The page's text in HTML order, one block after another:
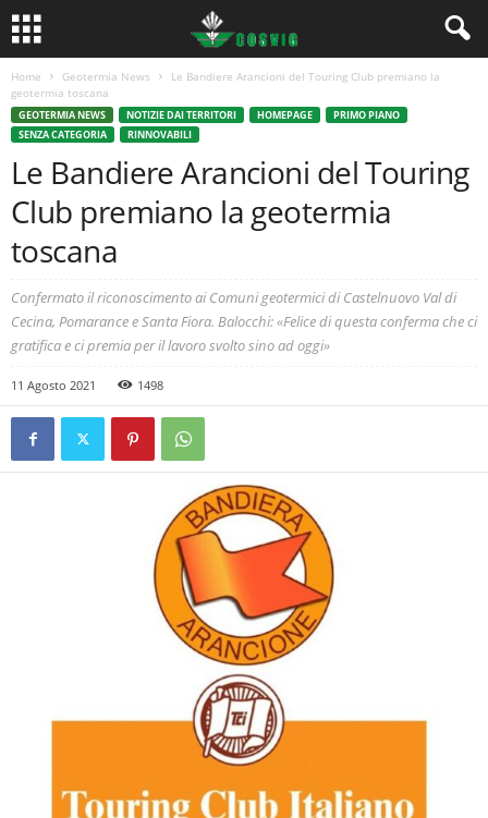
Home Geotermia News
Le Bandiere Arancioni del Touring Club premiano la
geotermia toscana
GEOTERMIA NEWS NOTIZIE DAI TERRITORI HOMEPAGE
PRIMO PIANO
SENZA CATEGORIA
RINNOVABILI
Le Bandiere Arancioni del Touring
Club premiano la geotermia
toscana
Confermato il riconoscimento ai Comuni geotermici di Castelnuovo Val di
Cecina, Pomarance e Santa Fiora. Balocchi: «Felice di questa conferma che ci
gratifica e ci premia per il lavoro svolto sino ad oggi»
11 Agosto 2021 1498